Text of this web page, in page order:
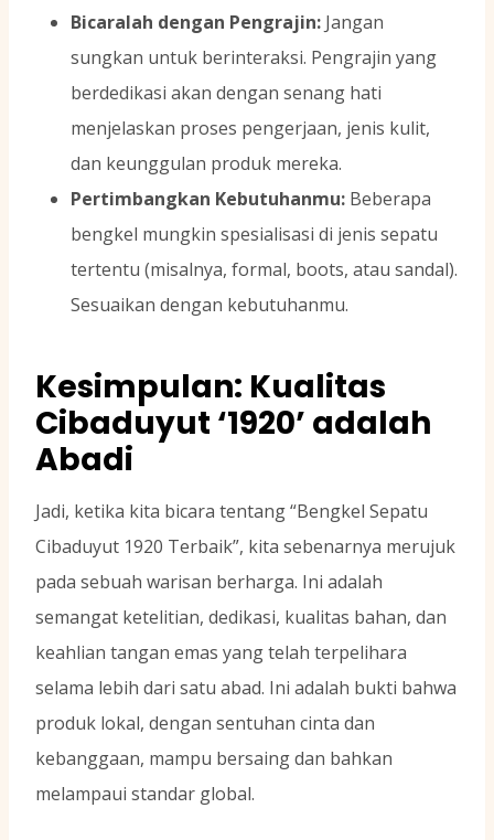
Bicaralah dengan Pengrajin: Jangan
sungkan untuk berinteraksi. Pengrajin yang
berdedikasi akan dengan senang hati
menjelaskan proses pengerjaan, jenis kulit,
dan keunggulan produk mereka.
Pertimbangkan Kebutuhanmu: Beberapa
bengkel mungkin spesialisasi di jenis sepatu
tertentu (misalnya, formal, boots, atau sandal).
Sesuaikan dengan kebutuhanmu.
Kesimpulan: Kualitas
Cibaduyut ‘1920’ adalah
Abadi
Jadi, ketika kita bicara tentang “Bengkel Sepatu
Cibaduyut 1920 Terbaik”, kita sebenarnya merujuk
pada sebuah warisan berharga. Ini adalah
semangat ketelitian, dedikasi, kualitas bahan, dan
keahlian tangan emas yang telah terpelihara
selama lebih dari satu abad. Ini adalah bukti bahwa
produk lokal, dengan sentuhan cinta dan
kebanggaan, mampu bersaing dan bahkan
melampaui standar global.